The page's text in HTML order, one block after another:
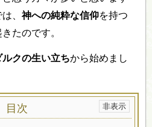
は、神への純粋な信仰を持つ
たのです。
クの生い立ちから始めまし
目次